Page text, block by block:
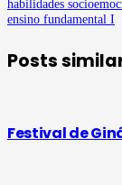
habilidades
ensino fundamental I
Posts
Festival de